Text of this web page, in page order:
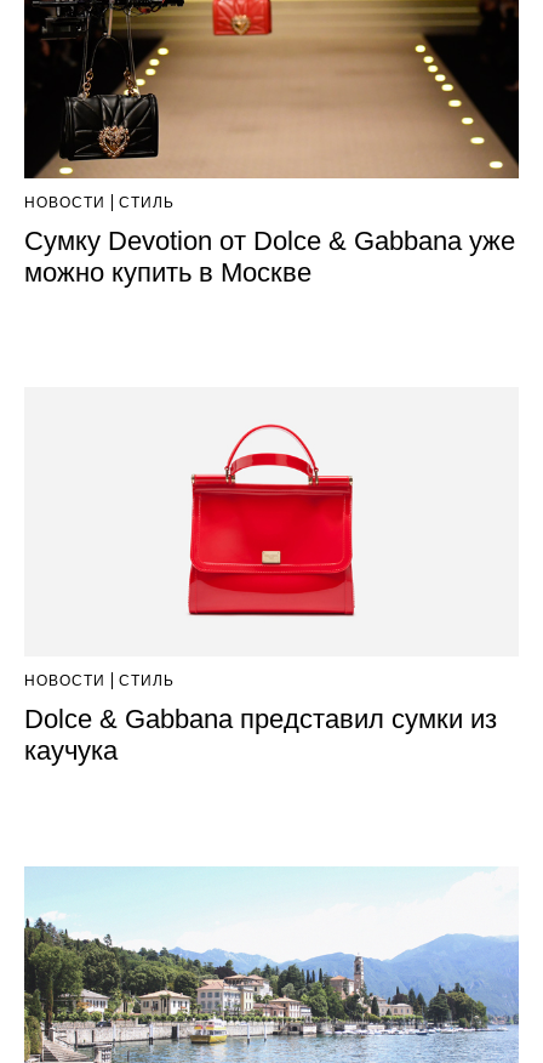
НОВОСТИ СТИЛЬ
Сумку Devotion от Dolce & Gabbana уже
можно купить в Москве
НОВОСТИ СТИЛЬ
Dolce & Gabbana представил сумки из
каучука